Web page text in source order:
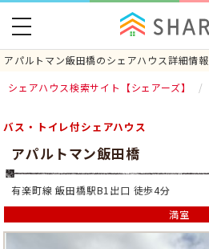
アパルトマン飯田橋のシェアハウス詳細情報
toggle
navigation
シェアハウス検索サイト【シェアーズ】
バス・トイレ付シェアハウス
アパルトマン飯田橋
有楽町線 飯田橋駅B1出口 徒歩4分
満室